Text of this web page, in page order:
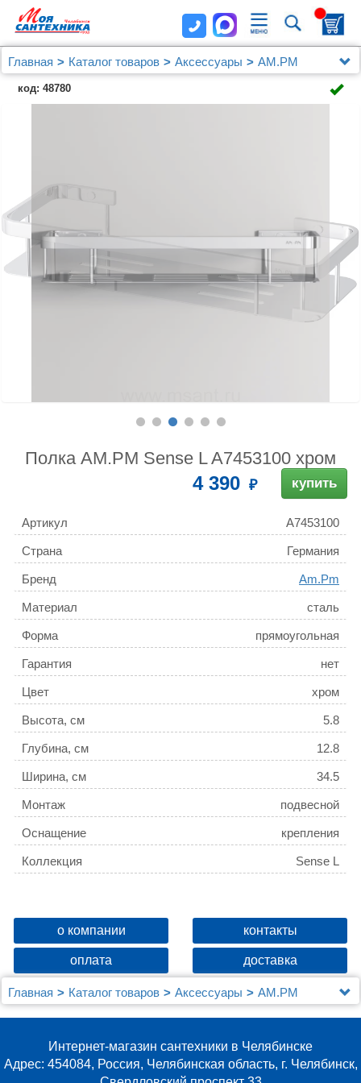
Главная Каталог товаров Аксессуары
AM.PM
Полка AM.PM Sense L A7453100 хром
код: 48780
Полка AM.PM Sense L A7453100 хром
4 390 купить
Артикул A7453100
Страна Германия
Бренд Am.Pm
Материал сталь
Форма прямоугольная
Гарантия нет
Цвет хром
Высота, см 5.8
Глубина, см 12.8
Ширина, см 34.5
Монтаж подвесной
Оснащение крепления
Коллекция Sense L
о компании контакты
оплата доставка
Главная Каталог товаров Аксессуары
AM.PM
Полка AM.PM Sense L A7453100 хром
Интернет-магазин сантехники в Челябинске
Адрес: 454084, Россия, Челябинская область, г. Челябинск,